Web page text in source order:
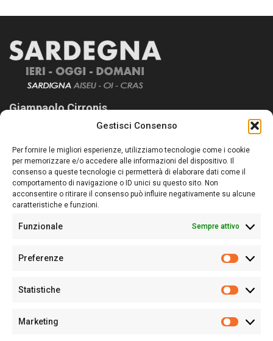
Gestisci Consenso
Per fornire le migliori esperienze, utilizziamo tecnologie come i cookie
per memorizzare e/o accedere alle informazioni del dispositivo. Il
consenso a queste tecnologie ci permetterà di elaborare dati come il
comportamento di navigazione o ID unici su questo sito. Non
acconsentire o ritirare il consenso può influire negativamente su alcune
caratteristiche e funzioni.
Funzionale Sempre attivo
Preferenze
Statistiche
Marketing
Giampaolo Cirronis
Sardegna Ieri-Oggi-Domani nasce per informare “liberamente” i
lettori su quanto accade in Sardegna, con un occhio rivolto al
nostro passato e, soprattutto, al nostro futuro
Follow Us
Sede:Via Cristoforo Colombo 09013 Carbonia
Partita IVA02270380922
128/2020 del 10/02/2020